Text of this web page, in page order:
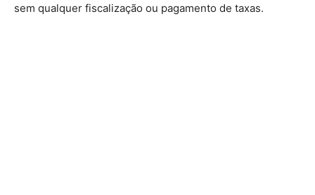
sem qualquer fiscalização ou pagamento de taxas.